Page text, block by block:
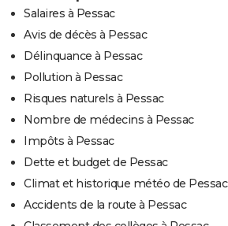
Salaires à Pessac
Avis de décès à Pessac
Délinquance à Pessac
Pollution à Pessac
Risques naturels à Pessac
Nombre de médecins à Pessac
Impôts à Pessac
Dette et budget de Pessac
Climat et historique météo de Pessac
Accidents de la route à Pessac